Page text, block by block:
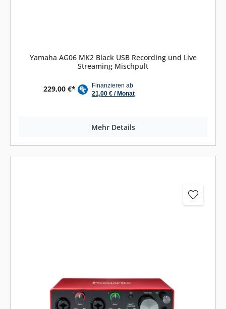
Yamaha AG06 MK2 Black USB Recording und Live
Streaming Mischpult
229,00 €*
Mehr Details